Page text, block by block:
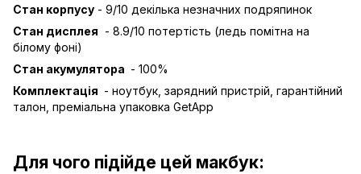
Стан корпусу - 9/10 декілька незначних подряпинок
Стан дисплея - 8.9/10 потертість (ледь помітна на
білому фоні)
Стан акумулятора - 100%
Комплектація - ноутбук, зарядний пристрій, гарантійний
талон, преміальна упаковка GetApp
Для чого підійде цей макбук: